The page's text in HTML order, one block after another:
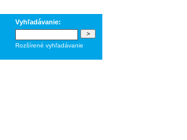
Vyhľadávanie:
Rozšírené vyhľadávanie